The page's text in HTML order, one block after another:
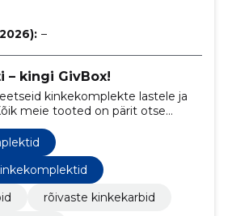
–
– kingi GivBox!
kinkekomplekte lastele ja
meie tooted on pärit otse
et pakkuda kingitusi, mis
ja kauakestvad.
rõivaste kinkekarbid